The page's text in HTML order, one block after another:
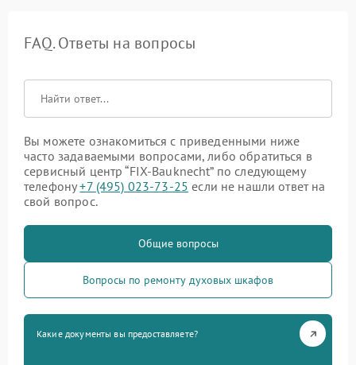
FAQ. Ответы на вопросы
Вы можете ознакомиться с приведенными ниже
часто задаваемыми вопросами, либо обратиться в
сервисный центр “FIX-Bauknecht” по следующему
телефону+7 (495) 023-73-25 если не нашли ответ на
свой вопрос.
Общие вопросы
Вопросы по ремонту духовых шкафов
Какие документы вы предоставляете?